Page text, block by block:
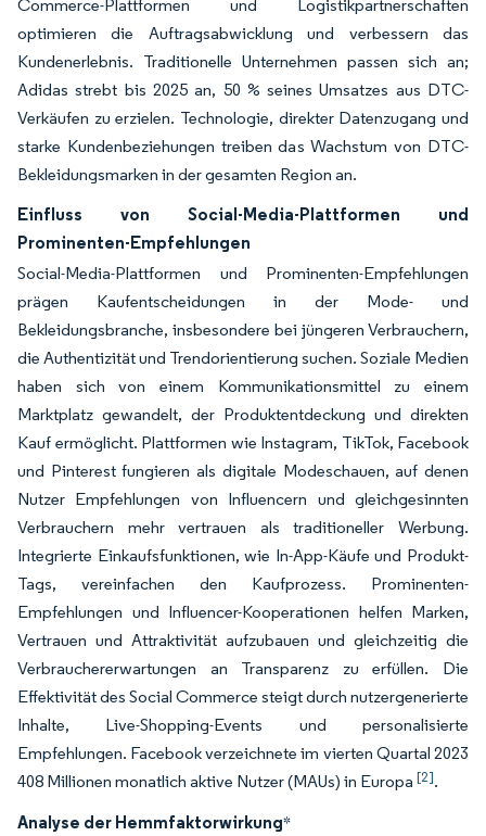
Commerce-Plattformen und Logistikpartnerschaften
optimieren die Auftragsabwicklung und verbessern das
Kundenerlebnis. Traditionelle Unternehmen passen sich an;
Adidas strebt bis 2025 an, 50 % seines Umsatzes aus DTC-
Verkäufen zu erzielen. Technologie, direkter Datenzugang und
starke Kundenbeziehungen treiben das Wachstum von DTC-
Bekleidungsmarken in der gesamten Region an.
Einfluss von Social-Media-Plattformen und
Prominenten-Empfehlungen
Social-Media-Plattformen und Prominenten-Empfehlungen
prägen Kauf­entscheidungen in der Mode- und
Bekleidungsbranche, insbesondere bei jüngeren Verbrauchern,
die Authentizität und Trendorientierung suchen. Soziale Medien
haben sich von einem Kommunikationsmittel zu einem
Marktplatz gewandelt, der Produktentdeckung und direkten
Kauf ermöglicht. Plattformen wie Instagram, TikTok, Facebook
und Pinterest fungieren als digitale Modeschauen, auf denen
Nutzer Empfehlungen von Influencern und gleichgesinnten
Verbrauchern mehr vertrauen als traditioneller Werbung.
Integrierte Einkaufsfunktionen, wie In-App-Käufe und Produkt-
Tags, vereinfachen den Kaufprozess. Prominenten-
Empfehlungen und Influencer-Kooperationen helfen Marken,
Vertrauen und Attraktivität aufzubauen und gleichzeitig die
Verbrauchererwartungen an Transparenz zu erfüllen. Die
Effektivität des Social Commerce steigt durch nutzergenerierte
Inhalte, Live-Shopping-Events und personalisierte
Empfehlungen. Facebook verzeichnete im vierten Quartal 2023
408 Millionen monatlich aktive Nutzer (MAUs) in Europa [2].
Analyse der Hemmfaktorwirkung*